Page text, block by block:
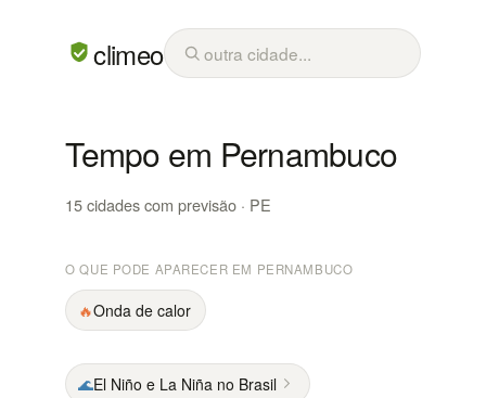
climeo
Tempo em Pernambuco
15 cidades com previsão · PE
O QUE PODE APARECER EM PERNAMBUCO
🔥Onda de calor
🌊El Niño e La Niña no Brasil